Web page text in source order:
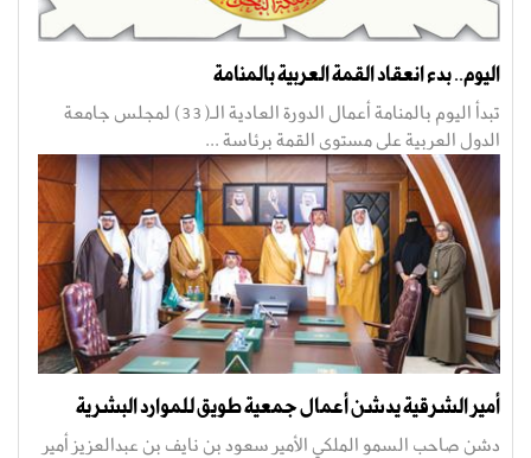
اليوم.. بدء انعقاد القمة العربية بالمنامة
تبدأ اليوم بالمنامة أعمال الدورة العادية الـ(33) لمجلس جامعة
الدول العربية على مستوى القمة برئاسة ...
أمير الشرقية يدشن أعمال جمعية طويق للموارد البشرية
دشن صاحب السمو الملكي الأمير سعود بن نايف بن عبدالعزيز أمير